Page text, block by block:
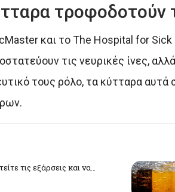
τροφοδοτούν
και το The Hospital for
τις νευρικές ίνες,
τους ρόλο, τα κύτταρα
τις εξάρσεις και να…